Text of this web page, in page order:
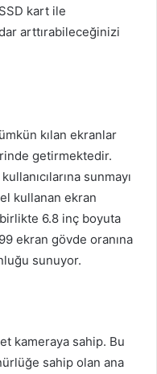
kart ile
arttırabileceğinizi
kılan ekranlar
getirmektedir.
sunmayı
kullanan ekran
6.8 inç boyuta
ekran gövde oranına
sunuyor.
kameraya sahip. Bu
sahip olan ana